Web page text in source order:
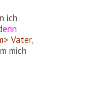
ich
Vater,
mich